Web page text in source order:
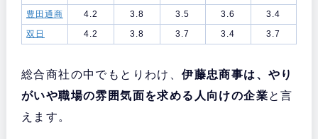
豊田通商
4.2 3.8 3.5 3.6
3.4
双日
4.2 3.8 3.7 3.4 3.7
総合商社の中でもとりわけ、伊藤忠商事は、やり
がいや職場の雰囲気面を求める人向けの企業と言
えます。